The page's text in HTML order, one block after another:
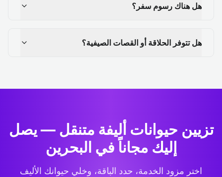
هل هناك رسوم سفر؟
هل تتوفر الحلاقة أو القصات الصيفية؟
تزيين حيوانات أليفة متنقل — يصل
إليك مجاناً في البحرين
اختر مزود الخدمة، حدد الباقة، وخلي حيوانك الأليف